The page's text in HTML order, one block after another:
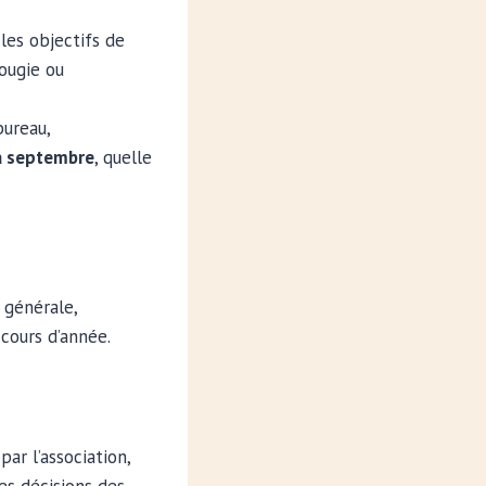
objectifs de
ou
septembre, quelle
d’année.
l’association,